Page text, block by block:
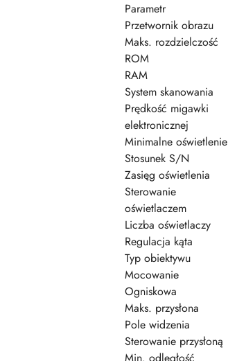
Parametr
Przetwornik obrazu
Maks. rozdzielczość
ROM
RAM
System skanowania
Prędkość migawki
elektronicznej
Minimalne oświetlenie
Stosunek S/N
Zasięg oświetlenia
Sterowanie
oświetlaczem
Liczba oświetlaczy
Regulacja kąta
Typ obiektywu
Mocowanie
Ogniskowa
Maks. przysłona
Pole widzenia
Sterowanie przysłoną